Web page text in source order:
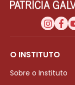
O INSTITUTO
Sobre o Instituto